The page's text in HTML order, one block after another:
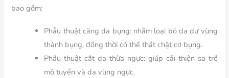
bao gồm:
Phẫu thuật căng da bụng: nhằm loại bỏ da dư vùng
thành bụng, đồng thời có thể thắt chặt cơ bụng.
Phẫu thuật cắt da thừa ngực:giúp cải thiện sa trễ
mô tuyến và da vùng ngực.